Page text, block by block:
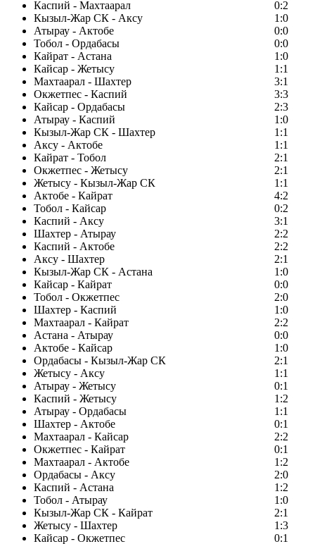
Каспий - Махтаарал
0:2
Кызыл-Жар СК - Аксу
1:0
Атырау - Актобе
0:0
Тобол - Ордабасы
0:0
Кайрат - Астана
1:0
Кайсар - Жетысу
1:1
Махтаарал - Шахтер
3:1
Окжетпес - Каспий
3:3
Кайсар - Ордабасы
2:3
Атырау - Каспий
1:0
Кызыл-Жар СК - Шахтер
1:1
Аксу - Актобе
1:1
Кайрат - Тобол
2:1
Окжетпес - Жетысу
2:1
Жетысу - Кызыл-Жар СК
1:1
Актобе - Кайрат
4:2
Тобол - Кайсар
0:2
Каспий - Аксу
3:1
Шахтер - Атырау
2:2
Каспий - Актобе
2:2
Аксу - Шахтер
2:1
Кызыл-Жар СК - Астана
1:0
Кайсар - Кайрат
0:0
Тобол - Окжетпес
2:0
Шахтер - Каспий
1:0
Махтаарал - Кайрат
2:2
Астана - Атырау
0:0
Актобе - Кайсар
1:0
Ордабасы - Кызыл-Жар СК
2:1
Жетысу - Аксу
1:1
Атырау - Жетысу
0:1
Каспий - Жетысу
1:2
Атырау - Ордабасы
1:1
Шахтер - Актобе
0:1
Махтаарал - Кайсар
2:2
Окжетпес - Кайрат
0:1
Махтаарал - Актобе
1:2
Ордабасы - Аксу
2:0
Каспий - Астана
1:2
Тобол - Атырау
1:0
Кызыл-Жар СК - Кайрат
2:1
Жетысу - Шахтер
1:3
Кайсар - Окжетпес
0:1